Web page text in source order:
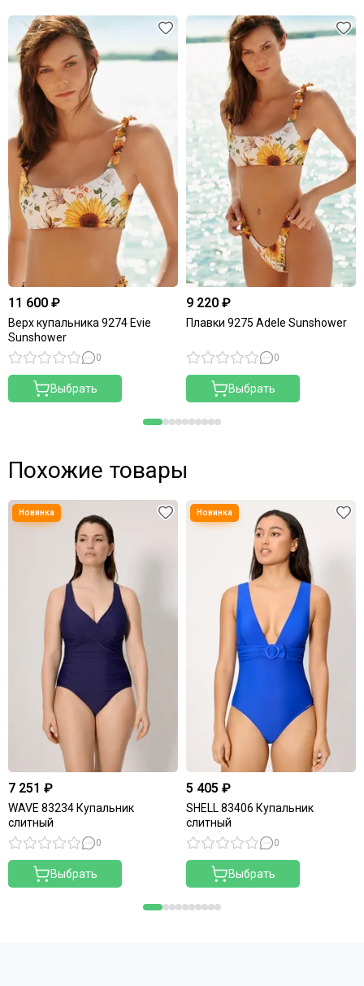
11 600 ₽
Верх купальника 9274 Evie
Sunshower
0
Выбрать
9 220 ₽
Плавки 9275 Adele Sunshower
0
Выбрать
Похожие товары
7 251 ₽
WAVE 83234 Купальник
слитный
0
Выбрать
5 405 ₽
SHELL 83406 Купальник
слитный
0
Выбрать